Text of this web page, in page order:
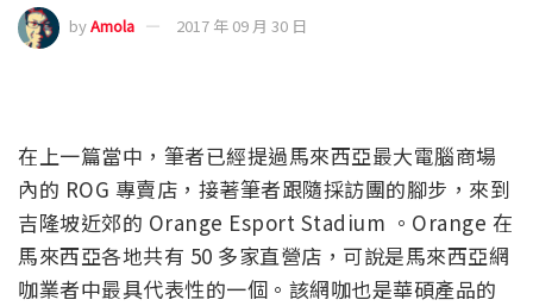
byAmola 2017 年 09 月 30 日
在上一篇當中，筆者已經提過馬來西亞最大電腦商場
內的 ROG 專賣店，接著筆者跟隨採訪團的腳步，來到
吉隆坡近郊的 Orange Esport Stadium 。Orange 在
馬來西亞各地共有 50 多家直營店，可說是馬來西亞網
咖業者中最具代表性的一個。該網咖也是華碩產品的